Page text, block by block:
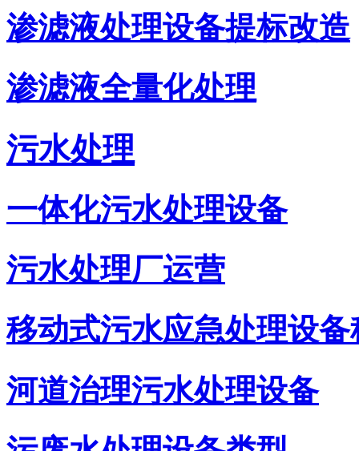
渗滤液处理设备提标改造
渗滤液全量化处理
污水处理
一体化污水处理设备
污水处理厂运营
移动式污水应急处理设备
河道治理污水处理设备